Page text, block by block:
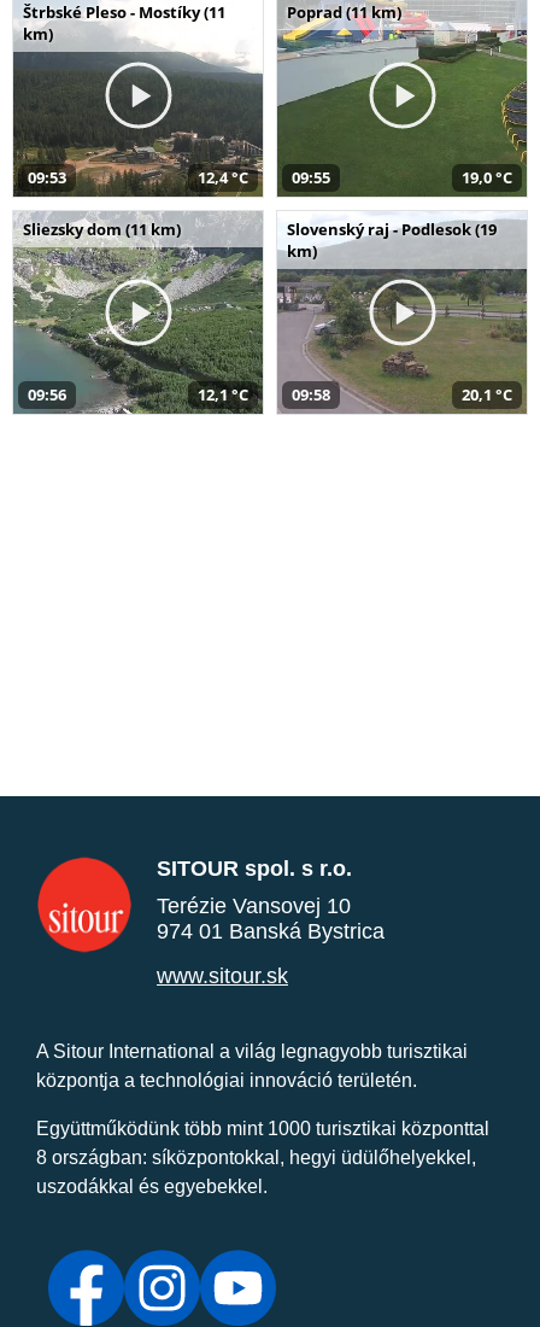
Štrbské Pleso - Mostíky (11
km)
09:53 12,4 °C
Poprad (11 km)
09:55 19,0 °C
Sliezsky dom (11 km)
09:56 12,1 °C
Slovenský raj - Podlesok (19
km)
09:58 20,1 °C
SITOUR spol. s r.o.
Terézie Vansovej 10
974 01 Banská Bystrica
www.sitour.sk
A Sitour International a világ legnagyobb turisztikai
központja a technológiai innováció területén.
Együttműködünk több mint 1000 turisztikai központtal
8 országban: síközpontokkal, hegyi üdülőhelyekkel,
uszodákkal és egyebekkel.